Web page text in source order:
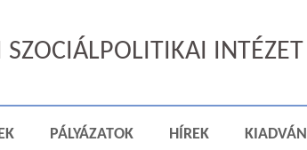
INTÉZET
PÁLYÁZATOK HÍREK